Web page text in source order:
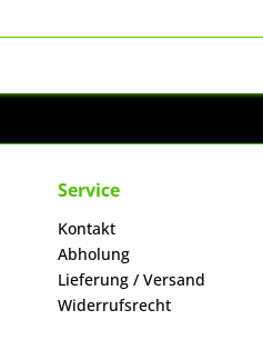
Service
Kontakt
Abholung
Lieferung / Versand
Widerrufsrecht